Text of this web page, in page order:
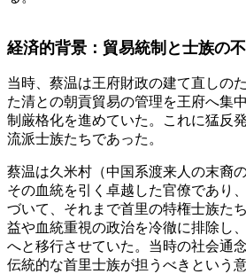
経済的背景：貿易統制と士族の
当時、蔡温は王府財政の建て直しの
た清との朝貢貿易の管理を王府へ集
制厳格化を進めていた。これに猛反
流派士族たちであった。
蔡温は久米村（中国系渡来人の末裔
その血統を引く卓越した官僚であり
づいて、それまで首里の特権士族た
益や血統重視の政治を冷徹に排除し
へと移行させていた。当時の社会通
伝統的な首里士族が担うべきという